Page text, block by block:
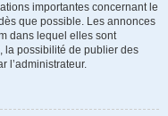
importantes concernant le
que possible. Les annonces
dans lequel elles sont
la possibilité de publier des
l’administrateur.